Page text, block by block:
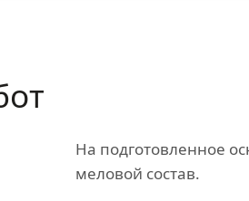
На подготовленное
меловой состав.